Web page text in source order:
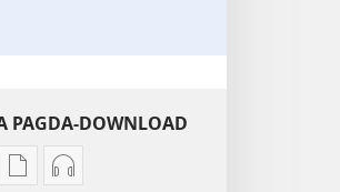
PAGDA-DOWNLOAD
OpsiyonOpsiyon